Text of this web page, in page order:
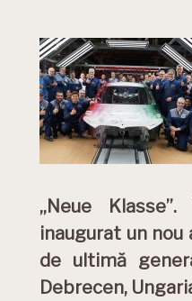
„Neue
inaugurat un
de ultimă
Debrecen,